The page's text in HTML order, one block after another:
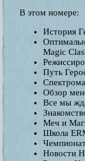
В этом номере:
История
Magic
Путь
Обзор
Все мы
Меч и
Школа
Новости